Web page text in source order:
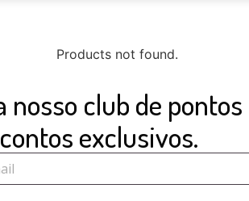
Products not found.
nosso club de pontos
exclusivos.